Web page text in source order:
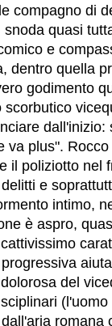
compagno di
quasi
e
dentro quella
godimento
dall'inizio:
va plus".
il poliziotto nel
e
intimo,
è aspro,
del
romana